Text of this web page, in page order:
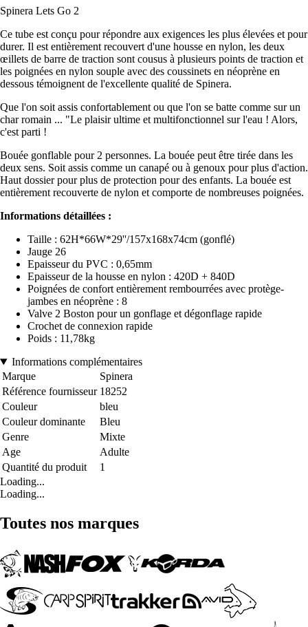
Spinera Lets Go 2
Ce tube est conçu pour répondre aux exigences les plus élevées et pour
durer. Il est entièrement recouvert d'une housse en nylon, les deux
œillets de barre de traction sont cousus à plusieurs points de traction et
les poignées en nylon souple avec des coussinets en néoprène en
dessous témoignent de l'excellente qualité de Spinera.
Que l'on soit assis confortablement ou que l'on se batte comme sur un
char romain ... "Le plaisir ultime et multifonctionnel sur l'eau ! Alors,
c'est parti !
Bouée gonflable pour 2 personnes. La bouée peut être tirée dans les
deux sens. Soit assis comme un canapé ou à genoux pour plus d'action.
Haut dossier pour plus de protection pour des enfants. La bouée est
entièrement recouverte de nylon et comporte de nombreuses poignées.
Informations détaillées :
Taille : 62H*66W*29''/157x168x74cm (gonflé)
Jauge 26
Epaisseur du PVC : 0,65mm
Epaisseur de la housse en nylon : 420D + 840D
Poignées de confort entièrement rembourrées avec protège-
jambes en néoprène : 8
Valve 2 Boston pour un gonflage et dégonflage rapide
Crochet de connexion rapide
Poids : 11,78kg
Informations complémentaires
Marque
Spinera
Référence fournisseur 18252
Couleur
bleu
Couleur dominante
Bleu
Genre
Mixte
Age
Adulte
Quantité du produit
1
Loading...
Loading...
Toutes nos marques